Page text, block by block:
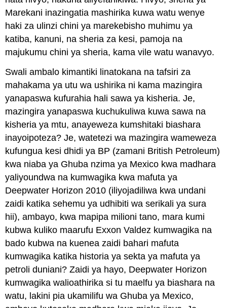
Marekani inazingatia mashirika kuwa watu wenye
haki za ulinzi chini ya marekebisho muhimu ya
katiba, kanuni, na sheria za kesi, pamoja na
majukumu chini ya sheria, kama vile watu wanavyo.
Swali ambalo kimantiki linatokana na tafsiri za
mahakama ya utu wa ushirika ni kama mazingira
yanapaswa kufurahia hali sawa ya kisheria. Je,
mazingira yanapaswa kuchukuliwa kuwa sawa na
kisheria ya mtu, anayeweza kumshitaki biashara
inayoipoteza? Je, watetezi wa mazingira wameweza
kufungua kesi dhidi ya BP (zamani British Petroleum)
kwa niaba ya Ghuba nzima ya Mexico kwa madhara
yaliyoundwa na kumwagika kwa mafuta ya
Deepwater Horizon 2010 (iliyojadiliwa kwa undani
zaidi katika sehemu ya udhibiti wa serikali ya sura
hii), ambayo, kwa mapipa milioni tano, mara kumi
kubwa kuliko maarufu Exxon Valdez kumwagika na
bado kubwa na kuenea zaidi bahari mafuta
kumwagika katika historia ya sekta ya mafuta ya
petroli duniani? Zaidi ya hayo, Deepwater Horizon
kumwagika walioathirika si tu maelfu ya biashara na
watu, lakini pia ukamilifu wa Ghuba ya Mexico,